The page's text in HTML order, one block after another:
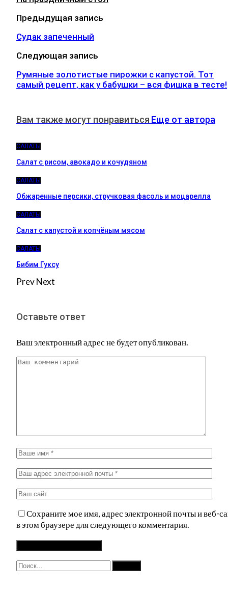
Предыдущая запись
Судак запеченный
Следующая запись
Румяные золотистые пирожки с капустой. Тот
самый рецепт, как у бабушки – вся фишка в тесте!
Вам также могут понравиться Еще от автора
САЛАТЫ
Салат с рисом, авокадо и кочудяном
САЛАТЫ
Обжаренные персики, стручковая фасоль и моцарелла
САЛАТЫ
Салат с капустой и копчёным мясом
САЛАТЫ
Бибим Гуксу
PrevNext
Оставьте ответ
Ваш электронный адрес не будет опубликован.
Сохраните мое имя, адрес электронной почты и веб-
в этом браузере для следующего комментария.